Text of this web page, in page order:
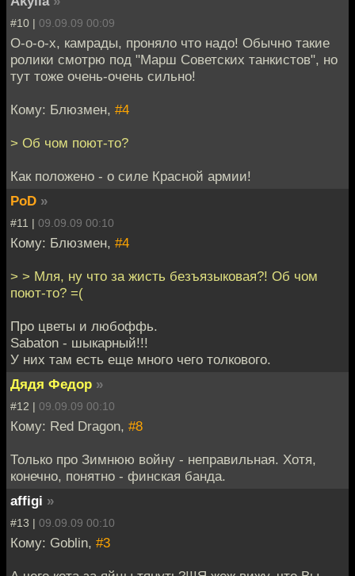
#10 | 09.09.09 00:09
О-о-о-х, камрады, проняло что надо! Обычно такие
ролики смотрю под "Марш Советских танкистов", но
тут тоже очень-очень сильно!
Кому: Блюзмен, #4
> Об чом поют-то?
Как положено - о силе Красной армии!
PoD »
#11 | 09.09.09 00:10
Кому: Блюзмен, #4
> > Мля, ну что за жисть безъязыковая?! Об чом
поют-то? =(
Про цветы и любоффь.
Sabaton - шыкарный!!!
У них там есть еще много чего толкового.
Дядя Федор »
#12 | 09.09.09 00:10
Кому: Red Dragon, #8
Только про Зимнюю войну - неправильная. Хотя,
конечно, понятно - финская банда.
affigi »
#13 | 09.09.09 00:10
Кому: Goblin, #3